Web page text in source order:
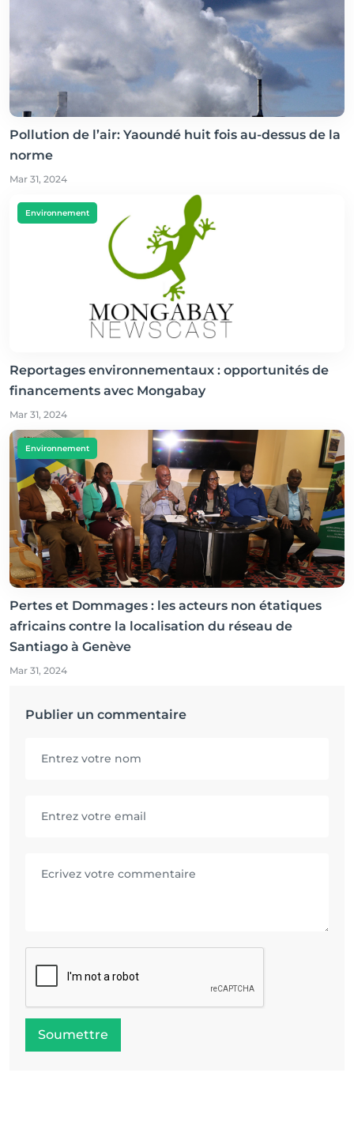
Pollution de l’air: Yaoundé huit fois au-dessus de la
norme
Mar 31, 2024
Environnement
Reportages environnementaux : opportunités de
financements avec Mongabay
Mar 31, 2024
Environnement
Pertes et Dommages : les acteurs non étatiques
africains contre la localisation du réseau de
Santiago à Genève
Mar 31, 2024
Publier un commentaire
Soumettre